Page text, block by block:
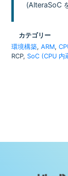
(AlteraSoC
カテゴリー
環境構築, ARM,
RCP, SoC (CPU 内